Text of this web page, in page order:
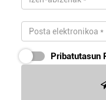
Pribatutasun